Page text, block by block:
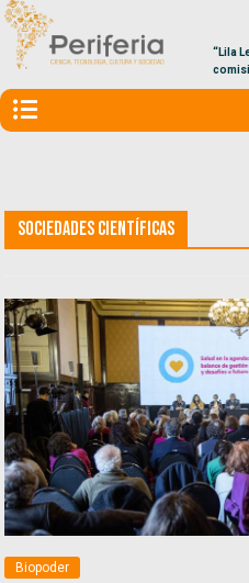
“Lila
Sociedades Científicas
Biopoder